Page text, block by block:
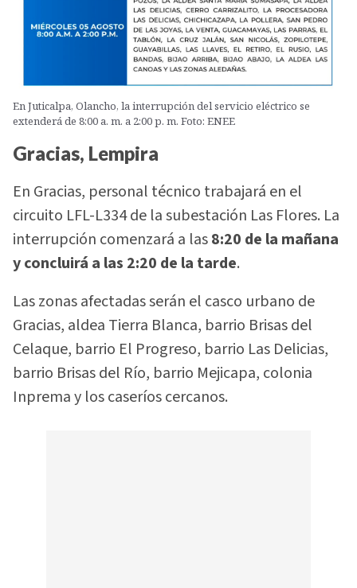
En Juticalpa, Olancho, la interrupción del servicio eléctrico se
extenderá de 8:00 a. m. a 2:00 p. m. Foto: ENEE
Gracias, Lempira
En Gracias, personal técnico trabajará en el
circuito LFL-L334 de la subestación Las Flores. La
interrupción comenzará a las8:20 de la mañana
y concluirá a las 2:20 de la tarde.
Las zonas afectadas serán el casco urbano de
Gracias, aldea Tierra Blanca, barrio Brisas del
Celaque, barrio El Progreso, barrio Las Delicias,
barrio Brisas del Río, barrio Mejicapa, colonia
Inprema y los caseríos cercanos.